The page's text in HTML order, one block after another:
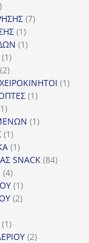
77
11
προϊόν
11
11
προϊόν
22
προϊόντα
11
11
11
προϊόν11
11
προϊόν
11
προϊόν
SNACK 8484
44
προϊόντα
11
προϊόν
22
11
προϊόν
22